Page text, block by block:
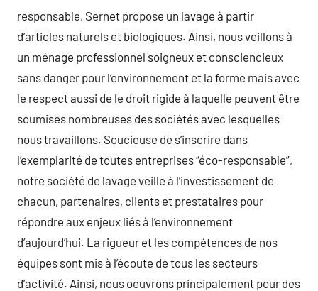
responsable, Sernet propose un lavage à partir
d’articles naturels et biologiques. Ainsi, nous veillons à
un ménage professionnel soigneux et consciencieux
sans danger pour l’environnement et la forme mais avec
le respect aussi de le droit rigide à laquelle peuvent être
soumises nombreuses des sociétés avec lesquelles
nous travaillons. Soucieuse de s’inscrire dans
l’exemplarité de toutes entreprises “éco-responsable”,
notre société de lavage veille à l’investissement de
chacun, partenaires, clients et prestataires pour
répondre aux enjeux liés à l’environnement
d’aujourd’hui. La rigueur et les compétences de nos
équipes sont mis à l’écoute de tous les secteurs
d’activité. Ainsi, nous oeuvrons principalement pour des